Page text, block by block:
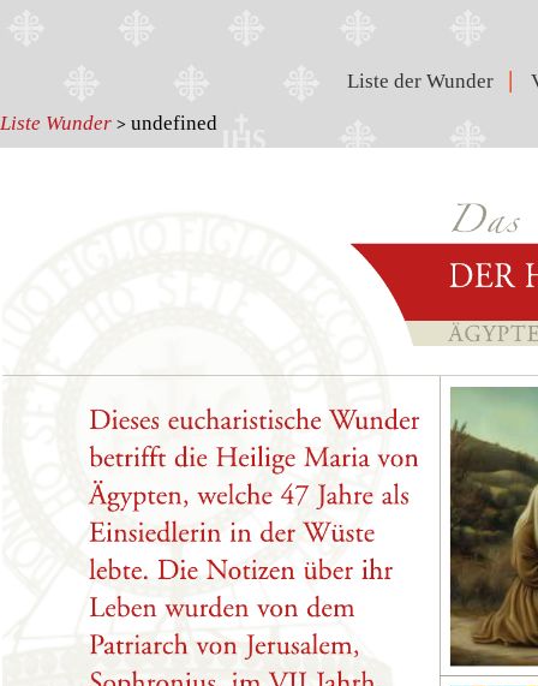
Liste Wunder > undefined
Liste der Wunder |